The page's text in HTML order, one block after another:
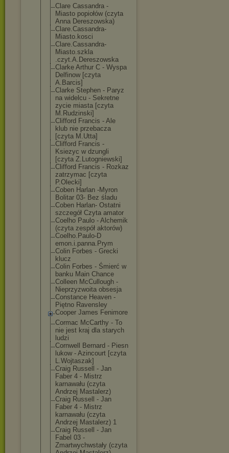
Clare Cassandra -
Miasto popiołów (czyta
Anna Dereszowska)
Clare.Cassandra-
Miasto.kosci
Clare.Cassandra-
Miasto.szkla
.czyt.A.Dereszowska
Clarke Arthur C - Wyspa
Delfinow [czyta
A.Barcis]
Clarke Stephen - Paryz
na widelcu - Sekretne
zycie miasta [czyta
M.Rudzinski]
Clifford Francis - Ale
klub nie przebacza
[czyta M.Utta]
Clifford Francis -
Ksiezyc w dzungli
[czyta Z.Lutogniewski]
Clifford Francis - Rozkaz
zatrzymac [czyta
P.Olecki]
Coben Harlan -Myron
Bolitar 03- Bez śladu
Coben Harlan- Ostatni
szczegół Czyta amator
Coelho Paulo - Alchemik
(czyta zespół aktorów)
Coelho.Paulo-D
emon.i.panna.Prym
Colin Forbes - Grecki
klucz
Colin Forbes - Śmierć w
banku Main Chance
Colleen McCullough -
Nieprzyzwoita obsesja
Constance Heaven -
Piętno Ravensley
Cooper James Fenimore
Cormac McCarthy - To
nie jest kraj dla starych
ludzi
Cornwell Bernard - Piesn
lukow - Azincourt [czyta
L.Wojtaszak]
Craig Russell - Jan
Faber 4 - Mistrz
karnawału (czyta
Andrzej Mastalerz)
Craig Russell - Jan
Faber 4 - Mistrz
karnawału (czyta
Andrzej Mastalerz) 1
Craig Russell - Jan
Fabel 03 -
Zmartwychwstały (czyta